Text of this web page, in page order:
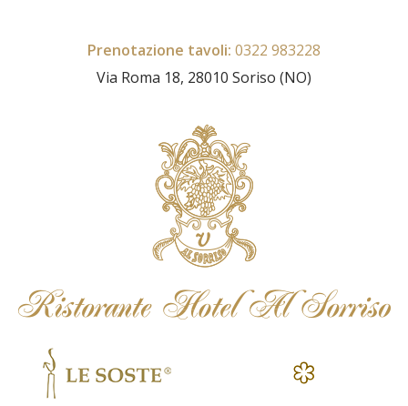
Prenotazione tavoli: 0322 983228​
Via Roma 18, 28010 Soriso (NO)